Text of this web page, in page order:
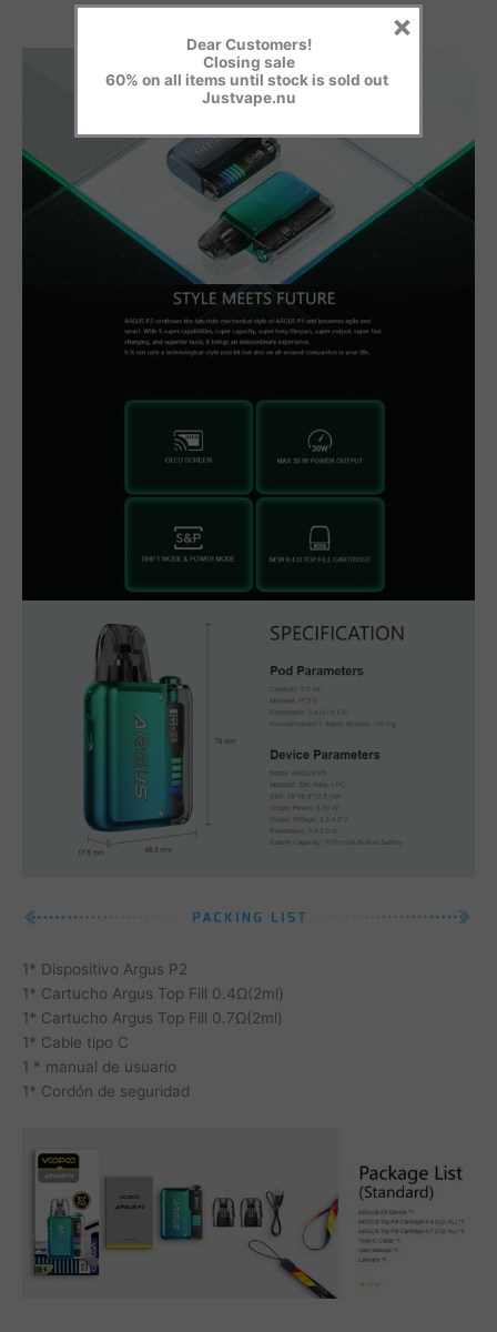
0.4Ω/0.7Ω(2ml)
1* Dispositivo Argus P2
1* Cartucho Argus Top Fill 0.4Ω(2ml)
1* Cartucho Argus Top Fill 0.7Ω(2ml)
1* Cable tipo C
1 * manual de usuario
1* Cordón de seguridad
Dear Customers!
Closing sale
60% on all items until stock is sold out
Justvape.nu
×